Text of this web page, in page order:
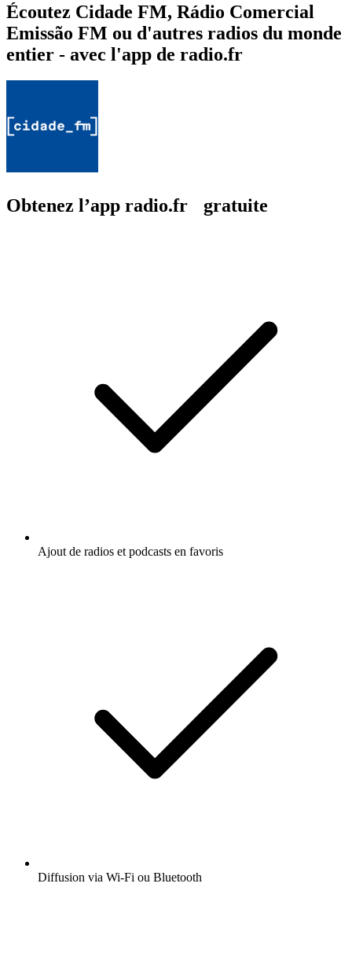
Écoutez Cidade FM, Rádio Comercial
Emissão FM ou d'autres radios du monde
entier - avec l'app de radio.fr
Obtenez l’app radio.fr gratuite
Ajout de radios et podcasts en favoris
Diffusion via Wi-Fi ou Bluetooth